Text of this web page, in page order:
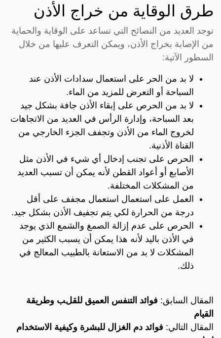
طرق الوقاية من خراج الأذن
توجد العديد من النصائح التي تساعد على الوقاية والحماية
من الإصابة بخراج الأذن، ويمكن التعرف عليها من خلال
السطور الآتية:
لا بد من الحر على استعمال سدادات الأذن عند
السباحة أو التعرض للمزيد من الماء.
لا بد من الحرص على إبقاء الأذن جافة بشكل جيد
بعد السباحة، وإدارة الرأس في العديد من الاتجاهات
لخروج الماء من الأذن وتجفف الجزء الخارجي من
القناة الأذنية.
الحرص على تجنب إدخال أي شيء في الأذن مثل
الأصابع أو أعواد القطن لأنه يمكن أن تسبب العديد
من المشكلات المختلفة.
العمل على استعمال استعمال مجفف على أقل
درجة من الحرارة لكي يتم تجفيف الأذن بشكل جيد.
الحرص على عدم إزالة الصمغ والشمع الذي يوجد
في الأذن باليد لأنه هذا يمكن أن يسبب الكثير من
المشكلات لا بد من الاستعانة بالطبيب المعالج في
ذلك.
المقال السابق: فوائد التنفس العميق للقلب وطريقة
القيام
المقال التالي: فوائد دم الغزال للبشرة وكيفية الاستخدام